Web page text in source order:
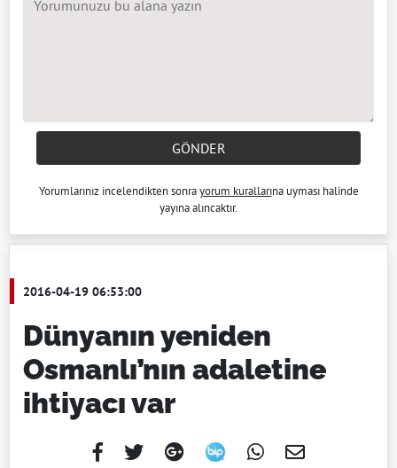
GÖNDER
Yorumlarınız incelendikten sonrayorum kurallarına uyması halinde
yayına alıncaktır.
2016-04-19 06:53:00
Dünyanın yeniden
Osmanlı’nın adaletine
ihtiyacı var